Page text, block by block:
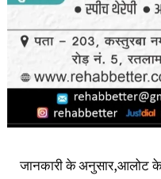
जानकारी के अनुसार,आलोट के